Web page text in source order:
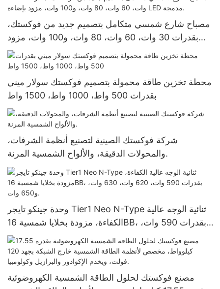
مصباح شارع شمسي متكامل بتصميم جديد من فوكستك،
بقدرات 30 وات، 60 وات، 80 وات، و100 وات، مزود
محطة تخزين طاقة محمولة بتصميم فوكستك سولار ميني
بقدرات 500 واط، 1000 واط، 1500 واط
شركة فوكستك الصينية لتصنيع أنظمة الشرفات،
والمحولات الدقيقة، والألواح الشمسية المرنة.
وحدة جينكو تايجر Tier1 Neo N-Type ثنائية الوجه عالية
الكفاءة، مزودة بخلايا شمسية 16BB، بقدرات 590 وات،
620 وات، 630 وات، و650 وات.
مصنع فوكستك لحلول الطاقة الشمسية الكهروضوئية